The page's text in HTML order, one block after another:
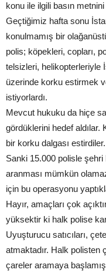
konu ile ilgili basın
Geçtiğimiz hafta sonu
konulmamış bir
polis; köpekleri, copları,
telsizleri, helikopterleriyle
üzerinde korku estirmek
istiyorlardı.
Mevcut hukuku da hiçe
gördüklerini hedef aldılar.
bir korku dalgası estirdiler.
Sanki 15.000 polisle şehri
aranması mümkün
için bu operasyonu
Hayır, amaçları çok
yüksektir ki halk polise
Uyuşturucu satıcıları,
atmaktadır. Halk
çareler aramaya